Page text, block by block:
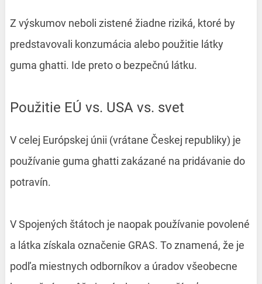
Z výskumov neboli zistené žiadne riziká, ktoré by
predstavovali konzumácia alebo použitie látky
guma ghatti. Ide preto o bezpečnú látku.
Použitie EÚ vs. USA vs. svet
V celej Európskej únii (vrátane Českej republiky) je
používanie guma ghatti zakázané na pridávanie do
potravín.
V Spojených štátoch je naopak používanie povolené
a látka získala označenie GRAS. To znamená, že je
podľa miestnych odborníkov a úradov všeobecne